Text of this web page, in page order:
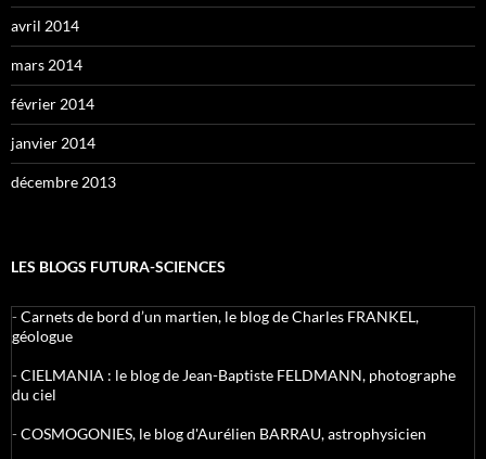
avril 2014
mars 2014
février 2014
janvier 2014
décembre 2013
LES BLOGS FUTURA-SCIENCES
-Carnets de bord d’un martien, le blog de Charles FRANKEL,
géologue
-CIELMANIA : le blog de Jean-Baptiste FELDMANN, photographe
du ciel
-COSMOGONIES, le blog d'Aurélien BARRAU, astrophysicien